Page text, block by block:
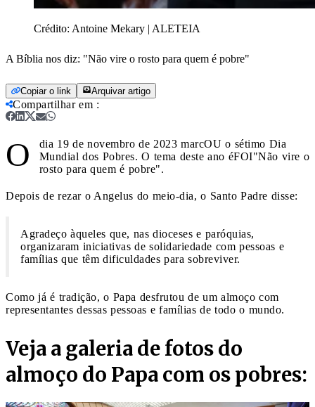
Crédito: Antoine Mekary | ALETEIA
A Bíblia nos diz: "Não vire o rosto para quem é pobre"
Copiar o link Arquivar artigo
Compartilhar em :
O
dia 19 de novembro de 2023 marcOU o sétimo Dia
Mundial dos Pobres. O tema deste ano éFOI"Não vire o
rosto para quem é pobre".
Depois de rezar o Angelus do meio-dia, o Santo Padre disse:
Agradeço àqueles que, nas dioceses e paróquias,
organizaram iniciativas de solidariedade com pessoas e
famílias que têm dificuldades para sobreviver.
Como já é tradição, o Papa desfrutou de um almoço com
representantes dessas pessoas e famílias de todo o mundo.
Veja a galeria de fotos do
almoço do Papa com os pobres: